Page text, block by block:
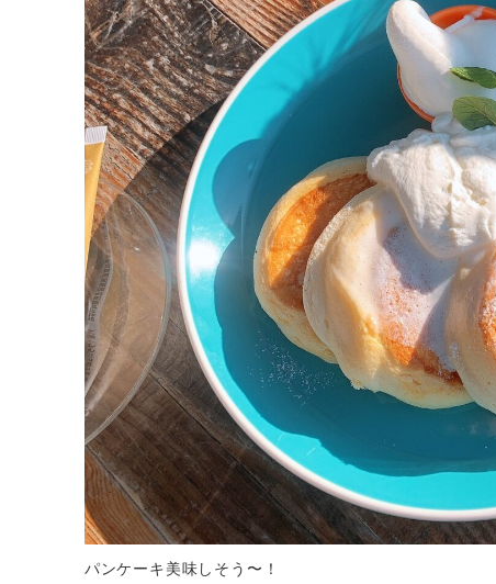
パンケーキ美味しそう〜！